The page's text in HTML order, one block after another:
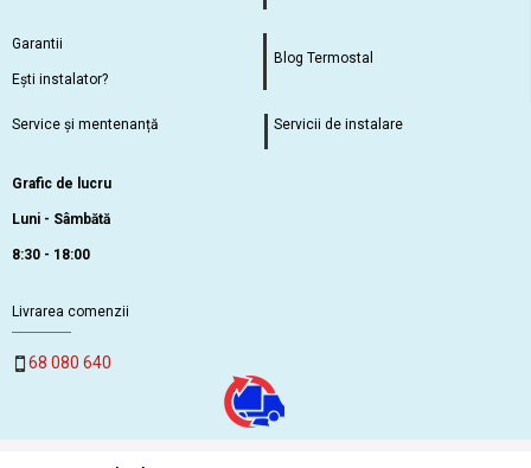
Garantii
Ești instalator?
Blog Termostal
Service și mentenanță Servicii de instalare
Grafic de lucru
Luni - Sâmbătă
8:30 - 18:00
Livrarea comenzii
68 080 640